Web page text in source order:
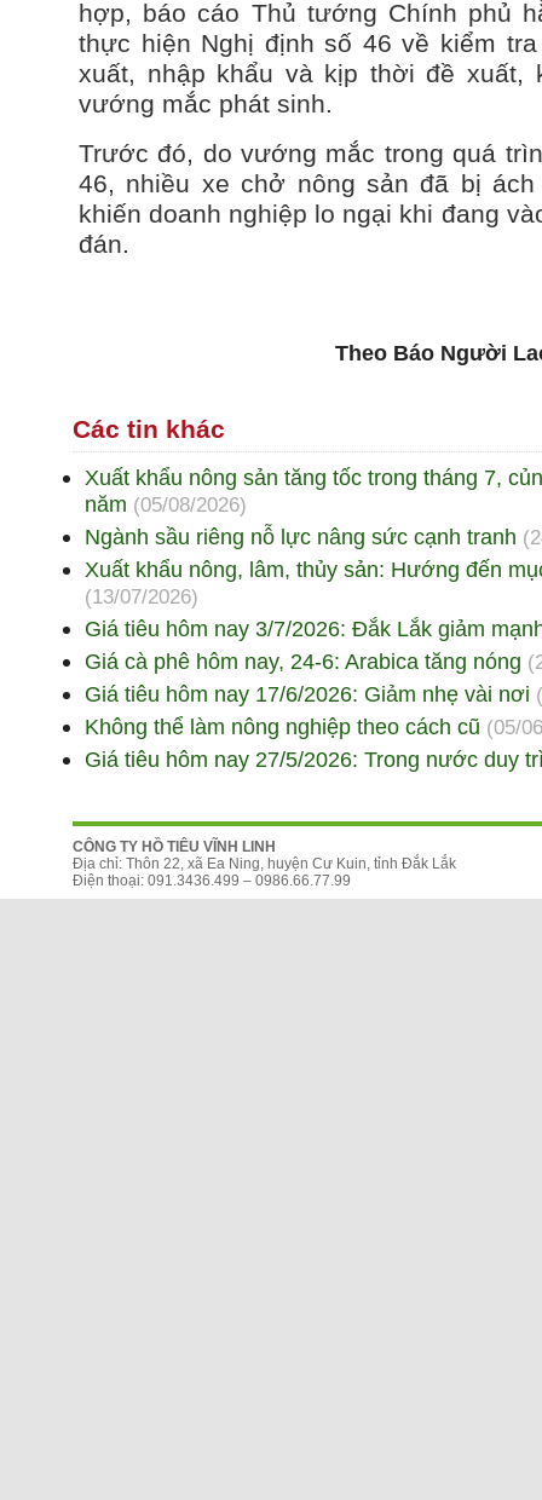
hợp, báo cáo Thủ tướng Chính phủ
thực hiện Nghị định số 46 về kiểm
xuất, nhập khẩu và kịp thời đề xuất,
vướng mắc phát sinh.
Trước đó, do vướng mắc trong quá
46, nhiều xe chở nông sản đã bị
khiến doanh nghiệp lo ngại khi đang
đán.
Theo Báo Người
Các tin khác
Xuất khẩu nông sản tăng tốc trong tháng 7,
năm (05/08/2026)
Ngành sầu riêng nỗ lực nâng sức cạnh tranh
Xuất khẩu nông, lâm, thủy sản: Hướng đến
(13/07/2026)
Giá tiêu hôm nay 3/7/2026: Đắk Lắk giảm
Giá cà phê hôm nay, 24-6: Arabica tăng nóng
Giá tiêu hôm nay 17/6/2026: Giảm nhẹ vài nơi
Không thể làm nông nghiệp theo cách cũ (05/
Giá tiêu hôm nay 27/5/2026: Trong nước duy
CÔNG TY HỒ TIÊU VĨNH LINH
Địa chỉ: Thôn 22, xã Ea Ning, huyện Cư Kuin, tỉnh Đắk Lắk
Điện thoại: 091.3436.499 – 0986.66.77.99